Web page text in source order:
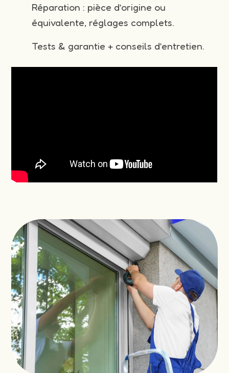
Réparation : pièce d’origine ou
équivalente, réglages complets.
Tests & garantie + conseils d’entretien.